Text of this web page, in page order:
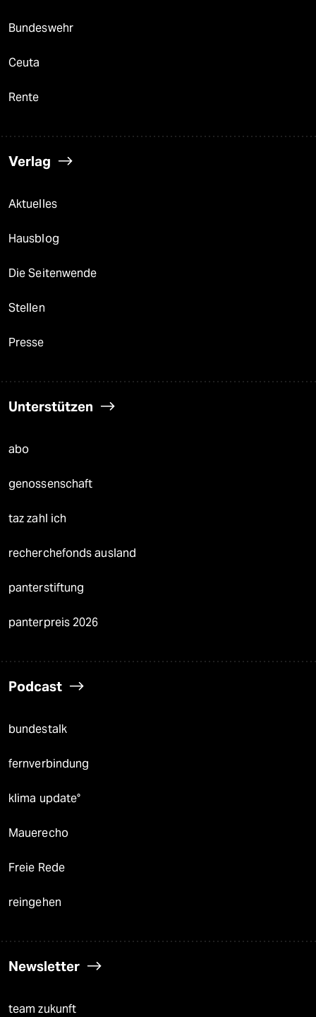
Bundeswehr
Ceuta
Rente
Verlag
Aktuelles
Hausblog
Die Seitenwende
Stellen
Presse
Unterstützen
abo
genossenschaft
taz zahl ich
recherchefonds ausland
panterstiftung
panterpreis 2026
Podcast
bundestalk
fernverbindung
klima update°
Mauerecho
Freie Rede
reingehen
Newsletter
team zukunft